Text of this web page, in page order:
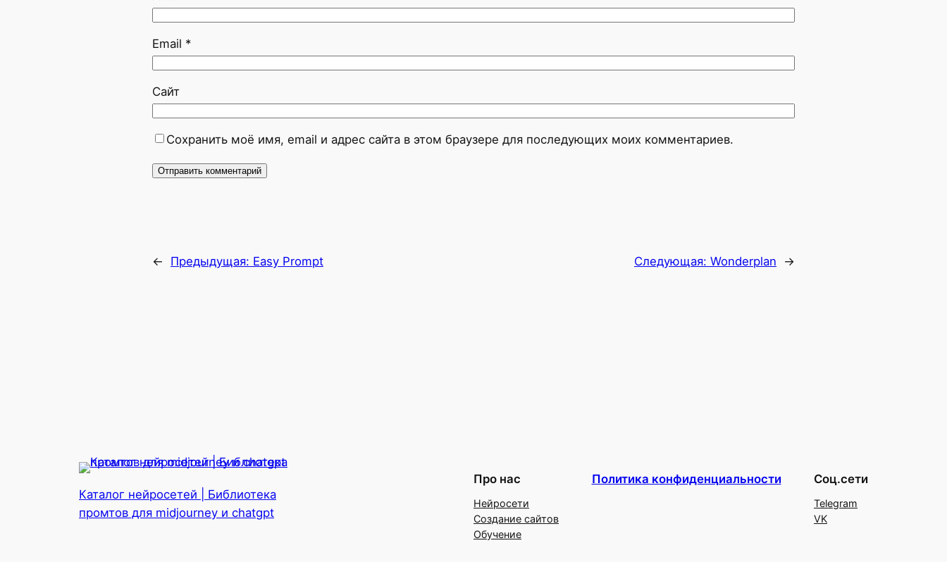
Email *
Сайт
Сохранить моё имя, email и адрес сайта в этом браузере для последующих моих комментариев.
← Предыдущая: Easy Prompt Следующая: Wonderplan →
Каталог нейросетей | Библиотека
промтов для midjourney и chatgpt
Про нас
Нейросети
Создание сайтов
Обучение
Политика конфиденциальности Соц.сети
Telegram
VK